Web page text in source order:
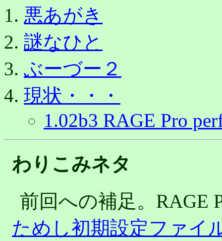
悪あがき
謎なひと
ぶーづー２
現状・・・
1.02b3 RAGE Pro
わりこみネタ
前回への補足。RAGE
ためし初期設定ファイ